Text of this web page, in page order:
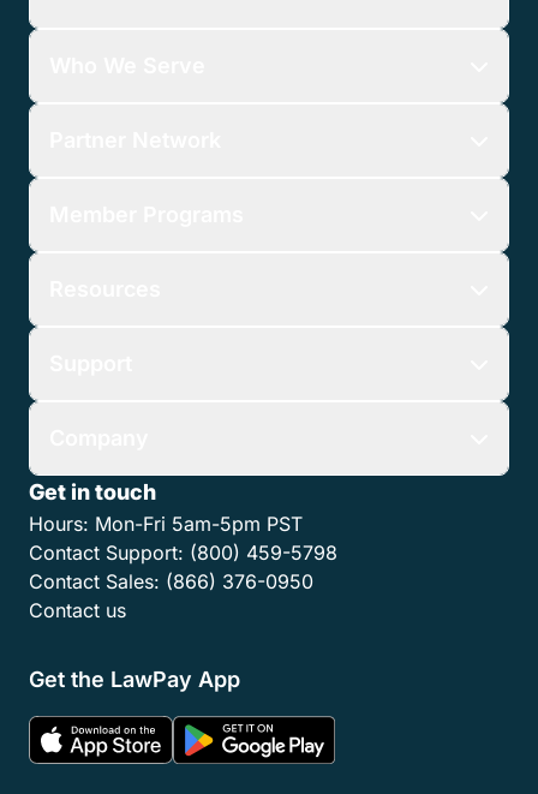
Get in touch
Hours: Mon-Fri 5am-5pm PST
Contact Support: (800) 459-5798
Contact Sales: (866) 376-0950
Contact us
Get the LawPay App